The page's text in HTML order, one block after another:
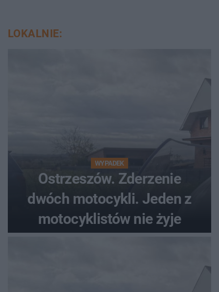
LOKALNIE:
WYPADEK
Ostrzeszów. Zderzenie
dwóch motocykli. Jeden z
motocyklistów nie żyje